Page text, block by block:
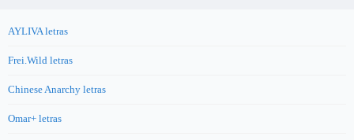
AYLIVA letras
Frei.Wild letras
Chinese Anarchy letras
Omar+ letras